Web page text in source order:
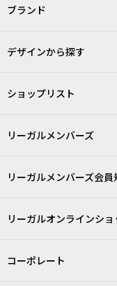
ブランド
デザインから探す
ショップリスト
リーガルメンバーズ
リーガルメンバーズ会員
リーガルオンラインショ
コーポレート